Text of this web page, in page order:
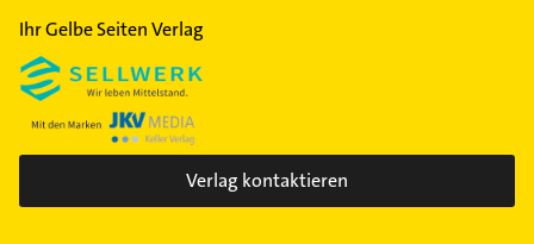
Ihr Gelbe Seiten Verlag
Verlag kontaktieren